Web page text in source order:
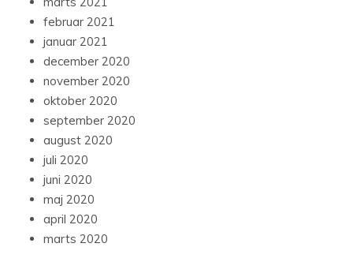
februar 2021
januar 2021
december 2020
november 2020
oktober 2020
september 2020
august 2020
juli 2020
juni 2020
maj 2020
april 2020
marts 2020